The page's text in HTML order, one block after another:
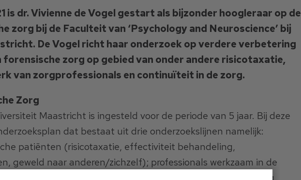
is dr. Vivienne de Vogel gestart als bijzonder hoogleraar op de
zorg bij de Faculteit van ‘Psychology and Neuroscience’ bij
De Vogel richt haar onderzoek op verdere verbetering
zorg op gebied van onder andere risicotaxatie,
van zorgprofessionals en continuïteit in de zorg.
Zorg
Maastricht is ingesteld voor de periode van 5 jaar. Bij deze
dat bestaat uit drie onderzoekslijnen namelijk:
patiënten (risicotaxatie, effectiviteit behandeling,
geweld naar anderen/zichzelf); professionals werkzaam in de